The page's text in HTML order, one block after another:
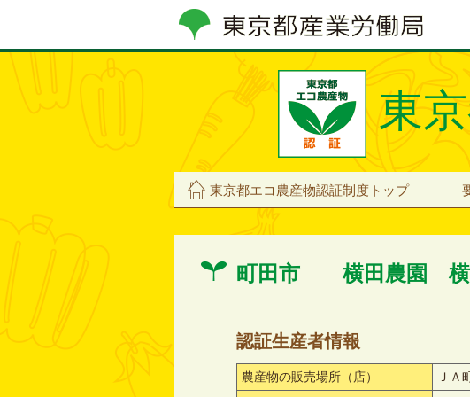
東
東京都エコ農産物認証制度トップ
町田市 横田農園 横
認証生産者情報
農産物の販売場所（店）
ＪＡ